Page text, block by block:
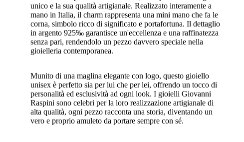
unico e la sua qualità artigianale. Realizzato interamente a
mano in Italia, il charm rappresenta una mini mano che fa le
corna, simbolo ricco di significato e portafortuna. Il dettaglio
in argento 925‰ garantisce un'eccellenza e una raffinatezza
senza pari, rendendolo un pezzo davvero speciale nella
gioielleria contemporanea.
Munito di una maglina elegante con logo, questo gioiello
unisex è perfetto sia per lui che per lei, offrendo un tocco di
personalità ed esclusività ad ogni look. I gioielli Giovanni
Raspini sono celebri per la loro realizzazione artigianale di
alta qualità, ogni pezzo racconta una storia, diventando un
vero e proprio amuleto da portare sempre con sé.